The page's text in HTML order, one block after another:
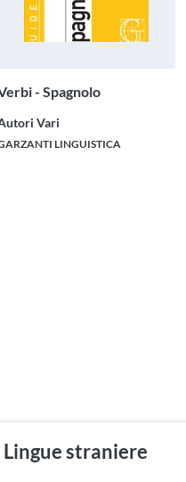
straniere
- Spagnolo
Vari
LINGUISTICA